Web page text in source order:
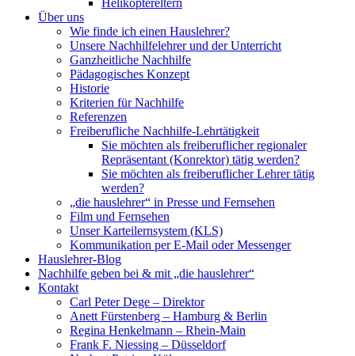
Helikoptereltern
Über uns
Wie finde ich einen Hauslehrer?
Unsere Nachhilfelehrer und der Unterricht
Ganzheitliche Nachhilfe
Pädagogisches Konzept
Historie
Kriterien für Nachhilfe
Referenzen
Freiberufliche Nachhilfe-Lehrtätigkeit
Sie möchten als freiberuflicher regionaler
Repräsentant (Konrektor) tätig werden?
Sie möchten als freiberuflicher Lehrer tätig
werden?
„die hauslehrer“ in Presse und Fernsehen
Film und Fernsehen
Unser Karteilernsystem (KLS)
Kommunikation per E-Mail oder Messenger
Hauslehrer-Blog
Nachhilfe geben bei & mit „die hauslehrer“
Kontakt
Carl Peter Dege – Direktor
Anett Fürstenberg – Hamburg & Berlin
Regina Henkelmann – Rhein-Main
Frank F. Niessing – Düsseldorf